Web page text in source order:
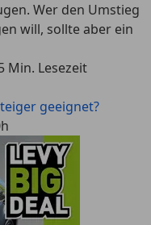
Wer den Umstieg
will, sollte aber ein
Min. Lesezeit
geeignet?